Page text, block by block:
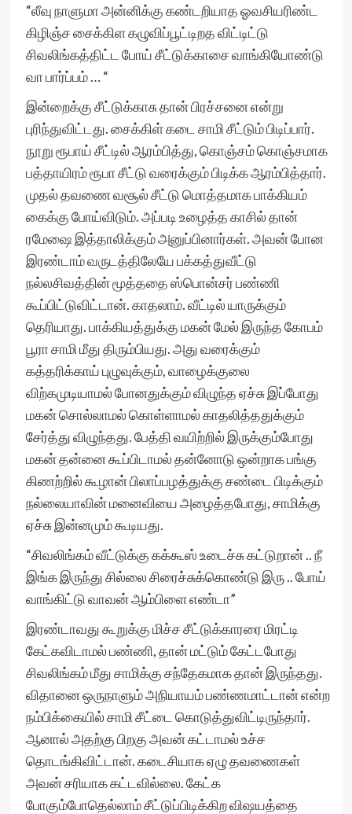
“லீவு நாளுமா அன்னிக்கு கண்டறியாத ஓவசியரிண்ட
கிழிஞ்ச சைக்கிள கழுவிப்பூட்டிறத விட்டிட்டு
சிவலிங்கத்திட்ட போய் சீட்டுக்காசை வாங்கியோண்டு
வா பார்ப்பம் … “
இன்றைக்கு சீட்டுக்காசு தான் பிரச்சனை என்று
புரிந்துவிட்டது. சைக்கிள் கடை சாமி சீட்டும் பிடிப்பார்.
நூறு ரூபாய் சீட்டில் ஆரம்பித்து, கொஞ்சம் கொஞ்சமாக
பத்தாயிரம் ரூபா சீட்டு வரைக்கும் பிடிக்க ஆரம்பித்தார்.
முதல் தவணை வசூல் சீட்டு மொத்தமாக பாக்கியம்
கைக்கு போய்விடும். அப்படி உழைத்த காசில் தான்
ரமேஷை இத்தாலிக்கும் அனுப்பினார்கள். அவன் போன
இரண்டாம் வருடத்திலேயே பக்கத்துவீட்டு
நல்லசிவத்தின் மூத்ததை ஸ்பொன்சர் பண்ணி
கூப்பிட்டுவிட்டான். காதலாம். வீட்டில் யாருக்கும்
தெரியாது. பாக்கியத்துக்கு மகன் மேல் இருந்த கோபம்
பூரா சாமி மீது திரும்பியது. அது வரைக்கும்
கத்தரிக்காய் புழுவுக்கும், வாழைக்குலை
விற்கமுடியாமல் போனதுக்கும் விழுந்த ஏச்சு இப்போது
மகன் சொல்லாமல் கொள்ளாமல் காதலித்ததுக்கும்
சேர்த்து விழுந்தது. பேத்தி வயிற்றில் இருக்கும்போது
மகன் தன்னை கூப்பிடாமல் தன்னோடு ஒன்றாக பங்கு
கிணற்றில் கூழான் பிலாப்பழத்துக்கு சண்டை பிடிக்கும்
நல்லையாவின் மனைவியை அழைத்தபோது, சாமிக்கு
ஏச்சு இன்னமும் கூடியது.
“சிவலிங்கம் வீட்டுக்கு கக்கூஸ் உடைச்சு கட்டுறான் .. நீ
இங்க இருந்து சில்லை சிரைச்சுக்கொண்டு இரு .. போய்
வாங்கிட்டு வாவன் ஆம்பிளை எண்டா”
இரண்டாவது கூறுக்கு மிச்ச சீட்டுக்காரரை மிரட்டி
கேட்கவிடாமல் பண்ணி, தான் மட்டும் கேட்டபோது
சிவலிங்கம் மீது சாமிக்கு சந்தேகமாக தான் இருந்தது.
விதானை ஒருநாளும் அநியாயம் பண்ணமாட்டான் என்ற
நம்பிக்கையில் சாமி சீட்டை கொடுத்துவிட்டிருந்தார்.
ஆனால் அதற்கு பிறகு அவன் கட்டாமல் உச்ச
தொடங்கிவிட்டான். கடைசியாக ஏழு தவணைகள்
அவன் சரியாக கட்டவில்லை. கேட்க
போகும்போதெல்லாம் சீட்டுப்பிடிக்கிற விஷயத்தை